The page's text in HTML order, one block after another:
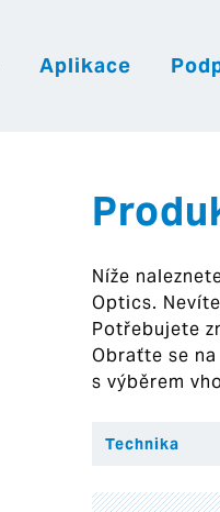
Aplikace
Níže
Optics.
Potřebujete
Obraťte se
s výběrem